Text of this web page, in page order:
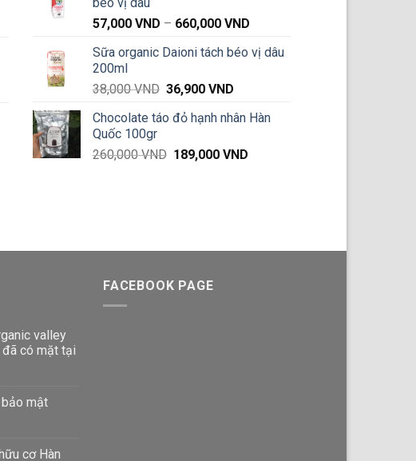
VND
120,000 VND
57,000 VND – 660,000 VNDKhoảng
từ
Sữa organic Daioni tách béo vị dâu
200ml
38,000VND Giá
là:
36,900VND
tại
36,900 VND.
Chocolate táo đỏ hạnh nhân Hàn
Quốc 100gr
260,000VND Giá
189,000VND
valley
đã có mặt tại
bảo mật
cơ Hàn
FACEBOOK PAGE